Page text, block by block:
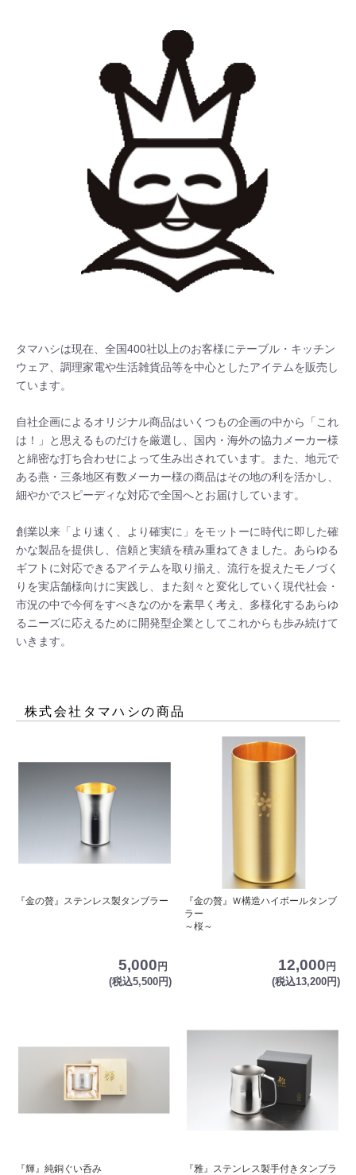
タマハシは現在、全国400社以上のお客様にテーブル・キッチン
ウェア、調理家電や生活雑貨品等を中心としたアイテムを販売し
ています。
自社企画によるオリジナル商品はいくつもの企画の中から「これ
は！」と思えるものだけを厳選し、国内・海外の協力メーカー様
と綿密な打ち合わせによって生み出されています。また、地元で
ある燕・三条地区有数メーカー様の商品はその地の利を活かし、
細やかでスピーディな対応で全国へとお届けしています。
創業以来「より速く、より確実に」をモットーに時代に即した確
かな製品を提供し、信頼と実績を積み重ねてきました。あらゆる
ギフトに対応できるアイテムを取り揃え、流行を捉えたモノづく
りを実店舗様向けに実践し、また刻々と変化していく現代社会・
市況の中で今何をすべきなのかを素早く考え、多様化するあらゆ
るニーズに応えるために開発型企業としてこれからも歩み続けて
いきます。
株式会社タマハシの商品
『金の贅』ステンレス製タンブラー
5,000 円
(税込5,500円)
『金の贅』Ｗ構造ハイボールタンブ
ラー
～桜～
12,000 円
(税込13,200円)
『輝』純銅ぐい呑み
『雅』ステンレス製手付きタンブラ